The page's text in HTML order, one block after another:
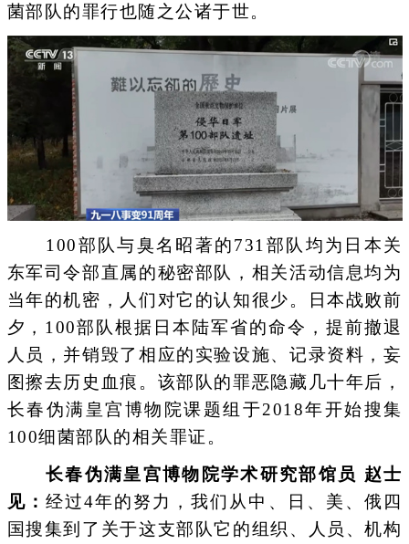
菌部队的罪行也随之公诸于世。
100部队与臭名昭著的731部队均为日本关
东军司令部直属的秘密部队，相关活动信息均为
当年的机密，人们对它的认知很少。日本战败前
夕，100部队根据日本陆军省的命令，提前撤退
人员，并销毁了相应的实验设施、记录资料，妄
图擦去历史血痕。该部队的罪恶隐藏几十年后，
长春伪满皇宫博物院课题组于2018年开始搜集
100细菌部队的相关罪证。
长春伪满皇宫博物院学术研究部馆员 赵士
见： 经过4年的努力，我们从中、日、美、俄四
国搜集到了关于这支部队它的组织、人员、机构